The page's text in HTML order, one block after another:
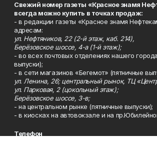
Свежий номер газеты «Красное знамя
всегда можно купить в точках продаж:
- в редакции газеты «Красное знамя
адресам:
ул. Нефтяников, 22 (2-й этаж, каб. 214),
Берёзовское шоссе, 4-а (1-й этаж);
- во всех почтовых отделениях нашего
выпуски);
- в сети магазинов «Бегемот» (пятничные
ул. Ленина, 26; центральный рынок, ТЦ
ул. Парковая, 2 (цокольный этаж);
Берёзовское шоссе, 3-в;
- на центральном рынке (пятничные выпуски);
- в киосках на автовокзале и на
Телефон